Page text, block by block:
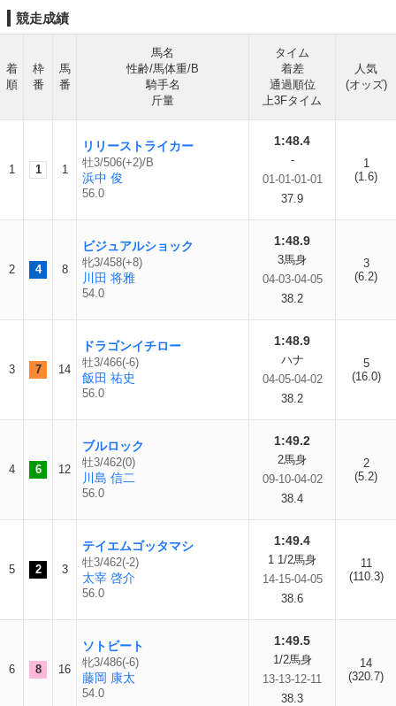
競走成績
着
順
枠
番
馬
番
馬名
性齢/馬体重/B
騎手名
斤量
タイム
着差
通過順位
上3Fタイム
人気
(オッズ)
1 1 1
リリーストライカー
牡3/506(+2)/B
浜中 俊
56.0
1:48.4
-
01-01-01-01
37.9
1
(1.6)
2 4 8
ビジュアルショック
牝3/458(+8)
川田 将雅
54.0
1:48.9
3馬身
04-03-04-05
38.2
3
(6.2)
3 7 14
ドラゴンイチロー
牡3/466(-6)
飯田 祐史
56.0
1:48.9
ハナ
04-05-04-02
38.2
5
(16.0)
4 6 12
ブルロック
牡3/462(0)
川島 信二
56.0
1:49.2
2馬身
09-10-04-02
38.4
2
(5.2)
5 2 3
テイエムゴッタマシ
牡3/462(-2)
太宰 啓介
56.0
1:49.4
1 1/2馬身
14-15-04-05
38.6
11
(110.3)
6 8 16
ソトビート
牝3/486(-6)
藤岡 康太
54.0
1:49.5
1/2馬身
13-13-12-11
38.3
14
(320.7)